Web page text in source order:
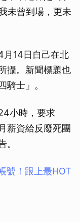
未曾到場，更未
月14日自己在北
攝。新聞標題也
騎士」。
小時，要求
薪資給反廢死團
。
號！跟上最HOT